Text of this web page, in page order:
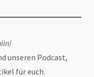
unseren Podcast,
für euch.